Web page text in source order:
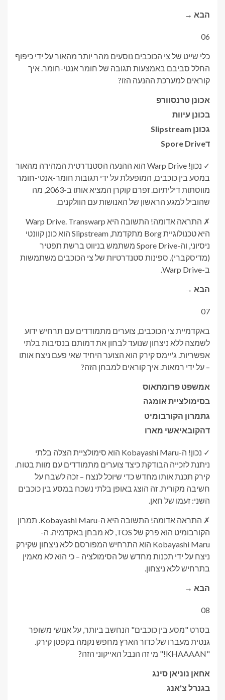
הבא →
06
כלי שייט של צי הכוכבים נוסעים מהר יותר מהאור על ידי כיפוף
החלל סביבם באמצעות תגובה של חומר אנטי-חומר. איך
קוראים למערכת ההנעה הזו?
אכונן טרנסוורפ
בכונן עיוות
גכונן Slipstream
דSpore Drive
✓ נכון! Warp Drive הוא ההנעה הסטנדרטית המהירה מהאור
במסע בין כוכבים, המופעלת על ידי תגובות חומר-אנטי-חומר
מווסתות דיליתיום. זפרם קוקרן המציא אותו ב-2063, מה
שהוביל למגע הראשון של האנושות עם הוולקנים.
✗ התראה אדומה! התשובה היא Warp Drive. Transwarp
היא טכנולוגיית Borg מתקדמת, Slipstream הוא כונן קוונטי
ניסיוני, וה-Spore Drive משתמש בניווט ברשת תפטיר
(מדיסקברי). ספינות סטנדרטיות של צי הכוכבים משתמשות
ב-Warp Drive.
הבא →
07
באקדמיית צי הכוכבים, צוערים מתמודדים עם תרחיש ידוע
לשמצה ללא ניצחון שנועד לבחון את דמותם בנסיבות בלתי
אפשריות. ג'יימס קירק הוא הצוער היחיד שאי פעם ניצח אותו
– על ידי רמאות. איך קוראים למבחן הזה?
אמשפט פרומתאוס
בסימולציית אומגה
גתמרון הקורבומיט
דהקובאיאשי מארו
✓ נכון! ה-Kobayashi Maru הוא סימולציית הצלה בלתי
ניתנת לזכייה הבודקת כיצד צוערים מתמודדים עם מוות בטוח.
קירק תכנת אותו מחדש כדי שיוכל לנצח – זכה לשבח על
חשיבה מקורית. זה הוצג באופן בלתי נשכח במסע בין כוכבים
השני: זעמו של חאן.
✗ התראה אדומה! התשובה היא ה-Kobayashi Maru. תמרון
הקורבומיט הוא פרק של TOS, לא מבחן באקדמיה. ה-
Kobayashi Maru הוא התרחיש המפורסם ללא ניצחון שקירק
ניצח על ידי תכנות מחדש של הסימולציה – כי הוא לא מאמין
בתרחיש ללא ניצחון.
הבא →
08
בסרט "מסע בין כוכבים" הנחשב ביותר, על אנושי משופר
גנטית מעברו של כדור הארץ מחפש נקמה בקפטן קירק.
"KHAAAAN!" מי זה הנבל האייקוני הזה?
אחאן נוניאן סינג
בגנרל צ'אנג